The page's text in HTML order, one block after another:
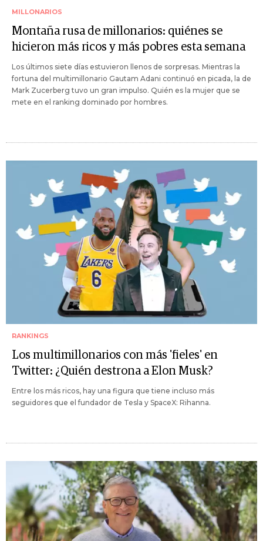
MILLONARIOS
Montaña rusa de millonarios: quiénes se
hicieron más ricos y más pobres esta semana
Los últimos siete días estuvieron llenos de sorpresas. Mientras la
fortuna del multimillonario Gautam Adani continuó en picada, la de
Mark Zucerberg tuvo un gran impulso. Quién es la mujer que se
mete en el ranking dominado por hombres.
RANKINGS
Los multimillonarios con más 'fieles' en
Twitter: ¿Quién destrona a Elon Musk?
Entre los más ricos, hay una figura que tiene incluso más
seguidores que el fundador de Tesla y SpaceX: Rihanna.